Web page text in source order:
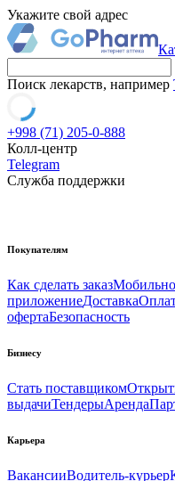
Укажите свой адрес
Поиск лекарств, например
+998 (71) 205-0-888
Колл-центр
Telegram
Служба поддержки
Покупателям
Как сделать заказ
приложениеДоставка
офертаБезопасность
Бизнесу
Стать поставщиком
выдачиТендерыАренда
Карьера
ВакансииВодитель-курьер